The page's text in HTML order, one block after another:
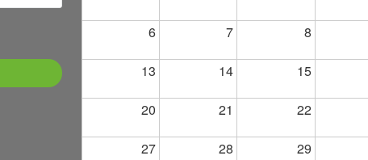
6 7 8
13 14 15
20 21 22
27 28 29